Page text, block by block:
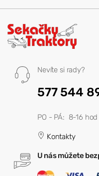
Nevíte si rady?
577 544
PO - PÁ: 8-16 hod
Kontakty
U nás můžete